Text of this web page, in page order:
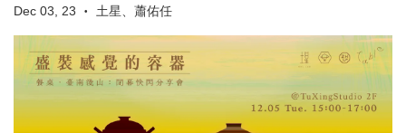
Dec 03, 23 • 土星、蕭佑任